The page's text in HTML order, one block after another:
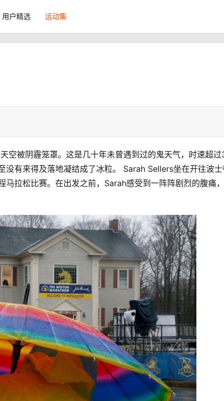
用户精选 运动集
空被阴霾笼罩。这是几十年未曾遇到过的鬼天气，时速超
没有来得及落地凝结成了冰粒。 Sarah Sellers坐在开往波
马拉松比赛。在出发之前，Sarah感受到一阵阵剧烈的腹痛